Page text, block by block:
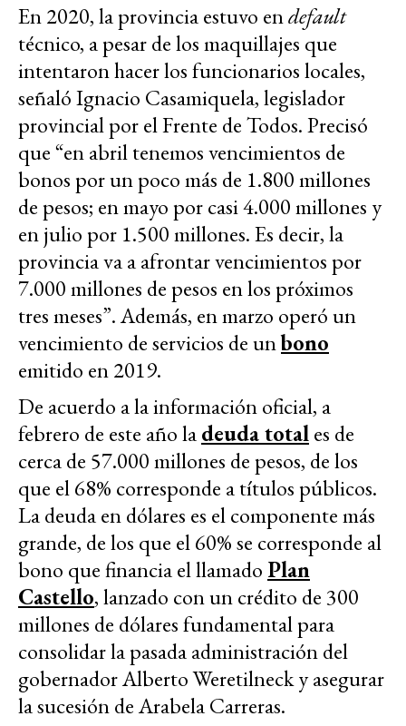
En 2020, la provincia estuvo endefault
técnico, a pesar de los maquillajes que
intentaron hacer los funcionarios locales,
señaló Ignacio Casamiquela, legislador
provincial por el Frente de Todos. Precisó
que “en abril tenemos vencimientos de
bonos por un poco más de 1.800 millones
de pesos; en mayo por casi 4.000 millones y
en julio por 1.500 millones. Es decir, la
provincia va a afrontar vencimientos por
7.000 millones de pesos en los próximos
tres meses”. Además, en marzo operó un
vencimiento de servicios de unbono
emitido en 2019.
De acuerdo a la información oficial, a
febrero de este año ladeuda totales de
cerca de 57.000 millones de pesos, de los
que el 68% corresponde a títulos públicos.
La deuda en dólares es el componente más
grande, de los que el 60% se corresponde al
bono que financia el llamado Plan
Castello, lanzado con un crédito de 300
millones de dólares fundamental para
consolidar la pasada administración del
gobernador Alberto Weretilneck y asegurar
la sucesión de Arabela Carreras.